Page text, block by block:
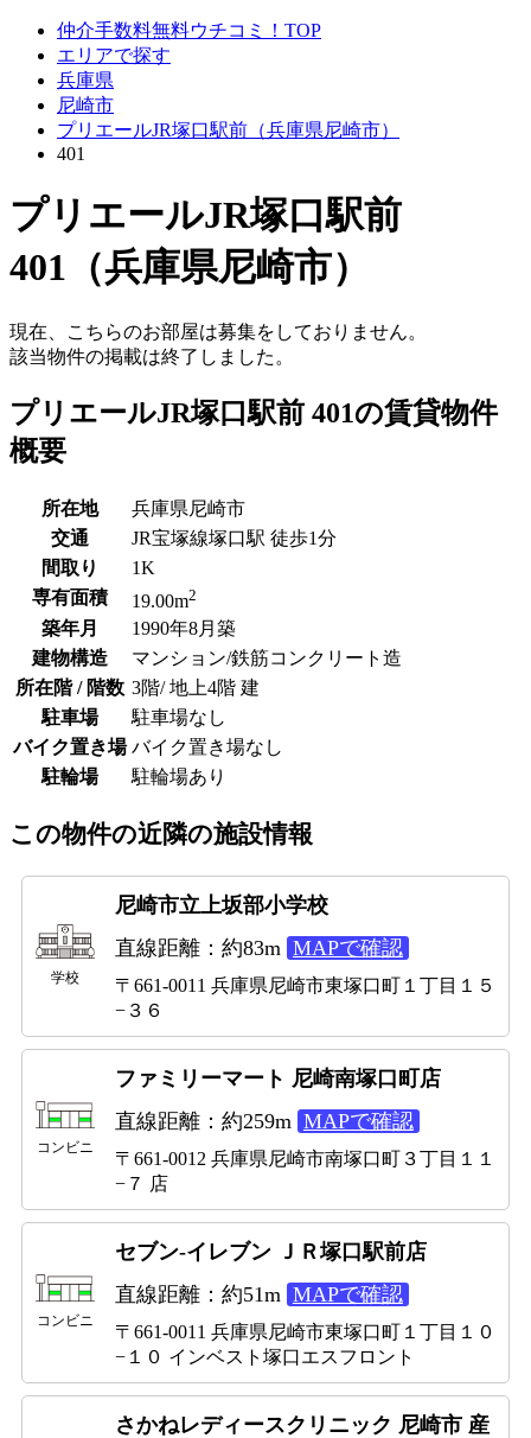
仲介手数料無料ウチコミ！TOP
エリアで探す
兵庫県
尼崎市
プリエールJR塚口駅前（兵庫県尼崎市）
401
プリエールJR塚口駅前
401（兵庫県尼崎市）
現在、こちらのお部屋は募集をしておりません。
該当物件の掲載は終了しました。
プリエールJR塚口駅前 401の賃貸物件
概要
所在地
兵庫県尼崎市
交通
JR宝塚線塚口駅 徒歩1分
間取り
1K
専有面積
19.00m2
築年月
1990年8月築
建物構造
マンション/鉄筋コンクリート造
所在階 / 階数 3階/ 地上4階 建
駐車場
駐車場なし
バイク置き場 バイク置き場なし
駐輪場
駐輪場あり
この物件の近隣の施設情報
学校
尼崎市立上坂部小学校
直線距離：約83m MAPで確認
〒661-0011 兵庫県尼崎市東塚口町１丁目１５
−３６
コンビニ
ファミリーマート 尼崎南塚口町店
直線距離：約259m MAPで確認
〒661-0012 兵庫県尼崎市南塚口町３丁目１１
−７ 店
コンビニ
セブン-イレブン ＪＲ塚口駅前店
直線距離：約51m MAPで確認
〒661-0011 兵庫県尼崎市東塚口町１丁目１０
−１０ インベスト塚口エスフロント
さかねレディースクリニック 尼崎市 産